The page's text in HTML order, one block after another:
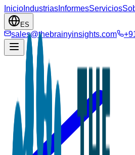
Inicio Industrias InformesServicios
ES
sales@thebrainyinsights.com